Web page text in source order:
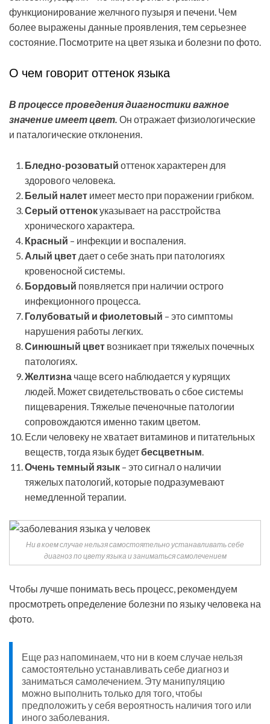
функционирование желчного пузыря и печени. Чем
более выражены данные проявления, тем серьезнее
состояние. Посмотрите на цвет языка и болезни по фото.
О чем говорит оттенок языка
В процессе проведения диагностики важное
значение имеет цвет. Он отражает физиологические
и паталогические отклонения.
Бледно-розоватый оттенок характерен для
здорового человека.
Белый налет имеет место при поражении грибком.
Серый оттенокуказывает на расстройства
хронического характера.
Красный – инфекции и воспаления.
Алый цвет дает о себе знать при патологиях
кровеносной системы.
Бордовый появляется при наличии острого
инфекционного процесса.
Голубоватый и фиолетовый – это симптомы
нарушения работы легких.
Синюшный цвет возникает при тяжелых почечных
патологиях.
Желтизна чаще всего наблюдается у курящих
людей. Может свидетельствовать о сбое системы
пищеварения. Тяжелые печеночные патологии
сопровождаются именно таким цветом.
Если человеку не хватает витаминов и питательных
веществ, тогда язык будетбесцветным.
Очень темный язык – это сигнал о наличии
тяжелых патологий, которые подразумевают
немедленной терапии.
Ни в коем случае нельзя самостоятельно устанавливать себе
диагноз по цвету языка и заниматься самолечением
Чтобы лучше понимать весь процесс, рекомендуем
просмотреть определение болезни по языку человека на
фото.
Еще раз напоминаем, что ни в коем случае нельзя
самостоятельно устанавливать себе диагноз и
заниматься самолечением. Эту манипуляцию
можно выполнить только для того, чтобы
предположить у себя вероятность наличия того или
иного заболевания.